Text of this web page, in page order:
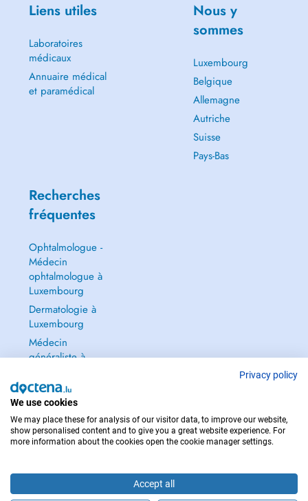
Liens utiles
Laboratoires
médicaux
Annuaire médical
et paramédical
Nous y
sommes
Luxembourg
Belgique
Allemagne
Autriche
Suisse
Pays-Bas
Recherches
fréquentes
Ophtalmologue -
Médecin
ophtalmologue à
Luxembourg
Dermatologie à
Luxembourg
Médecin
généraliste à
Gynécologue à
Luxembourg
Tout voir →
POUR LES URGENCES, CONSULTEZ : 112
Privacy policy
We use cookies
We may place these for analysis of our visitor data, to improve our website,
show personalised content and to give you a great website experience. For
more information about the cookies open the cookie manager settings.
Accept all